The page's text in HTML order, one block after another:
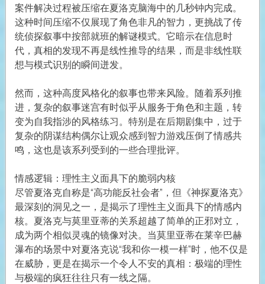
案件解决过程被压缩在夏洛克脑海中的几秒钟内完成。
这种时间压缩不仅展现了角色非凡的智力，更挑战了传
统侦探叙事中按部就班的解谜模式。它暗示在信息时
代，真相的发现不再是线性推导的结果，而是非线性联
想与模式识别的瞬间迸发。
然而，这种高度风格化的叙事也带来风险。随着系列推
进，复杂的叙事迷宫有时似乎从服务于角色和主题，转
变为自我指涉的风格练习。特别是在后期剧集中，过于
复杂的阴谋结构偶尔让观众感到智力游戏压倒了情感共
鸣，这也是该系列受到的一些合理批评。
情感逻辑：理性主义面具下的脆弱内核
尽管夏洛克自称是“高功能反社会者”，但《神探夏洛克》
最深刻的洞见之一，是揭示了理性主义面具下的情感内
核。夏洛克与莫里亚蒂的关系超越了简单的正邪对立，
成为两个相似灵魂的镜像对决。当莫里亚蒂在莱辛巴赫
瀑布的场景中对夏洛克说“我和你一模一样”时，他不仅是
在威胁，更是在揭示一个令人不安的真相：极端的理性
与极端的疯狂往往只有一线之隔。